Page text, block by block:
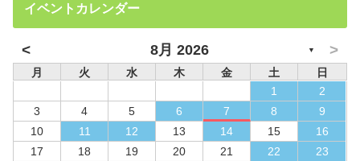
イベントカレンダー
< 8月 2026 ▼ >
月 火 水 木 金 土
日
1
2
3
4 5 6 7 8
9
10
11 12 13 14 15
16
17
18 19 20 21 22
23